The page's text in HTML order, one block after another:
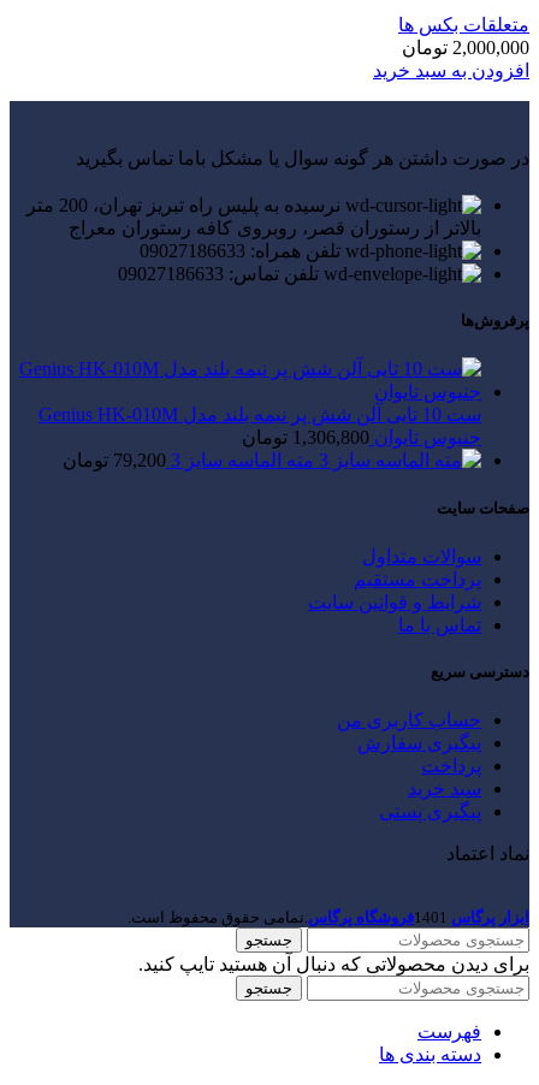
متعلقات بکس ها
2,000,000 تومان
افزودن به سبد خرید
در صورت داشتن هر گونه سوال یا مشکل باما تماس بگیرید
نرسیده به پلیس راه تبریز تهران، 200 متر
بالاتر از رستوران قصر، روبروی کافه رستوران معراج
تلفن همراه: 09027186633
تلفن تماس: 09027186633
پرفروش‌ها
ست 10 تایی آلن شش پر نیمه بلند مدل Genius HK-010M
جنیوس تایوان 1,306,800 تومان
مته الماسه سایز 3
79,200 تومان
صفحات سایت
سوالات متداول
پرداخت مستقیم
شرایط و قوانین سایت
تماس با ما
دسترسی سریع
حساب کاربری من
پیگیری سفارش
پرداخت
سبد خرید
پیگیری پستی
نماد اعتماد
ابزار پرگاس 1401فروشگاه پرگاس.تمامی حقوق محفوظ است.
جستجو
برای دیدن محصولاتی که دنبال آن هستید تایپ کنید.
جستجو
فهرست
دسته بندی ها